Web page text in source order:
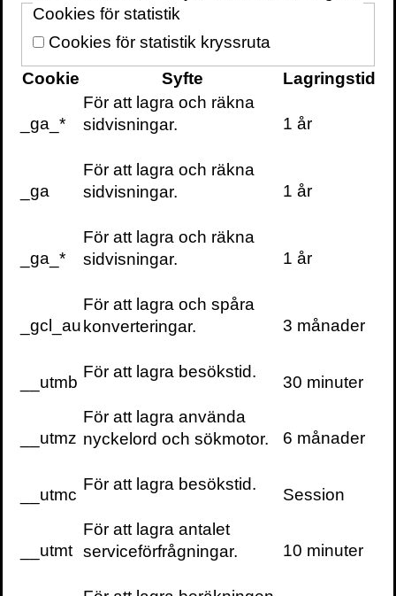
SE-111 27 Stockholm
Sweden
+46(0) 8 702 15 19
Fler kontaktuppgifter
Cookieinställningar
Cookies för statistik
Cookies för statistik kryssruta
Cookie
Syfte Lagringstid
_ga_*
För att lagra och räkna
sidvisningar.
1 år
_ga
För att lagra och räkna
sidvisningar.
1 år
_ga_*
För att lagra och räkna
sidvisningar.
1 år
_gcl_au
För att lagra och spåra
konverteringar.
3 månader
__utmb
För att lagra besökstid.
30 minuter
__utmz
För att lagra använda
nyckelord och sökmotor.
6 månader
__utmc
För att lagra besökstid.
Session
__utmt
För att lagra antalet
serviceförfrågningar.
10 minuter